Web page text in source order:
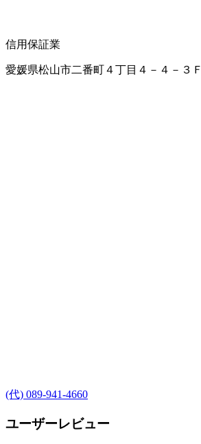
信用保証業
愛媛県松山市二番町４丁目４－４－３Ｆ
(代) 089-941-4660
ユーザーレビュー